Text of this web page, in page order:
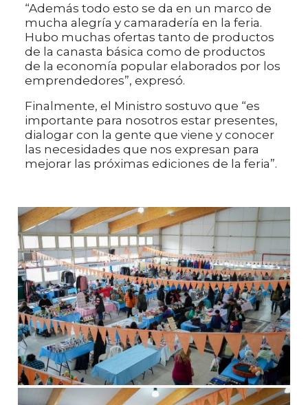
“Además todo esto se da en un marco de
mucha alegría y camaradería en la feria.
Hubo muchas ofertas tanto de productos
de la canasta básica como de productos
de la economía popular elaborados por los
emprendedores”, expresó.
Finalmente, el Ministro sostuvo que “es
importante para nosotros estar presentes,
dialogar con la gente que viene y conocer
las necesidades que nos expresan para
mejorar las próximas ediciones de la feria”.